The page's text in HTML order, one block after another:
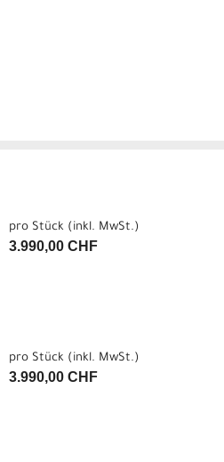
pro Stück (inkl. MwSt.)
3.990,00 CHF
pro Stück (inkl. MwSt.)
3.990,00 CHF